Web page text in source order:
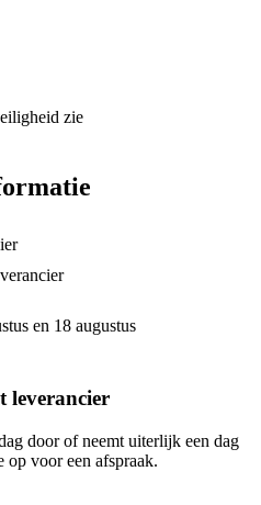
zie
en 18 augustus
leverancier
door of neemt uiterlijk een dag
op voor een afspraak.